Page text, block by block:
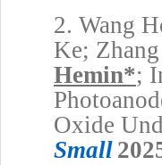
2. Wang
Ke;
Hemin*;
Oxide
Small